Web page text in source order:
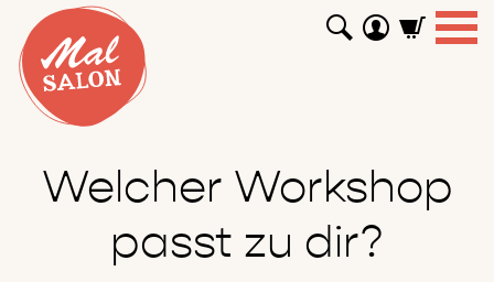
Welcher Workshop
passt zu dir?